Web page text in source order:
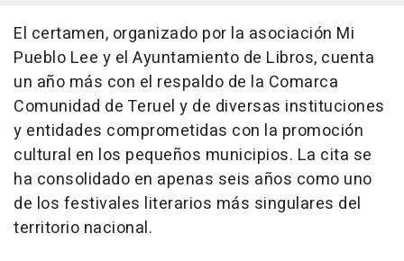
El certamen, organizado por la asociación Mi
Pueblo Lee y el Ayuntamiento de Libros, cuenta
un año más con el respaldo de la Comarca
Comunidad de Teruel y de diversas instituciones
y entidades comprometidas con la promoción
cultural en los pequeños municipios. La cita se
ha consolidado en apenas seis años como uno
de los festivales literarios más singulares del
territorio nacional.